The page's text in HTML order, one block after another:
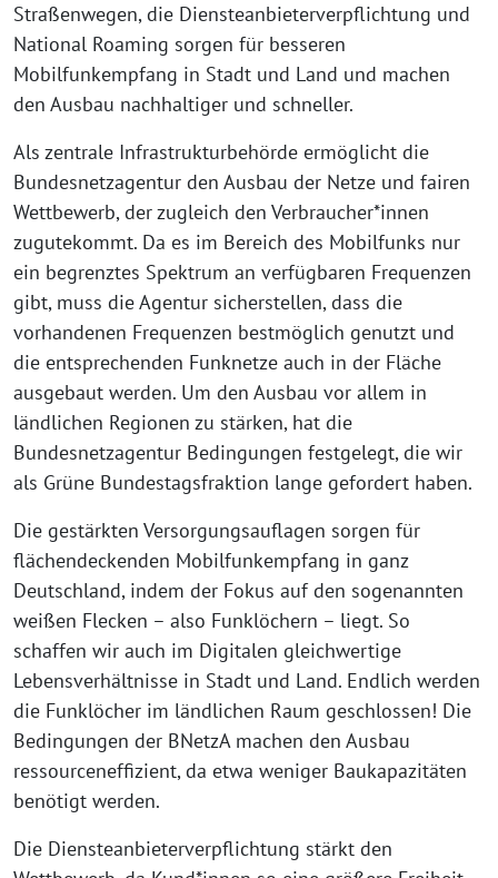
Straßenwegen, die Diensteanbieterverpflichtung und
National Roaming sorgen für besseren
Mobilfunkempfang in Stadt und Land und machen
den Ausbau nachhaltiger und schneller.
Als zentrale Infrastrukturbehörde ermöglicht die
Bundesnetzagentur den Ausbau der Netze und fairen
Wettbewerb, der zugleich den Verbraucher*innen
zugutekommt. Da es im Bereich des Mobilfunks nur
ein begrenztes Spektrum an verfügbaren Frequenzen
gibt, muss die Agentur sicherstellen, dass die
vorhandenen Frequenzen bestmöglich genutzt und
die entsprechenden Funknetze auch in der Fläche
ausgebaut werden. Um den Ausbau vor allem in
ländlichen Regionen zu stärken, hat die
Bundesnetzagentur Bedingungen festgelegt, die wir
als Grüne Bundestagsfraktion lange gefordert haben.
Die gestärkten Versorgungsauflagen sorgen für
flächendeckenden Mobilfunkempfang in ganz
Deutschland, indem der Fokus auf den sogenannten
weißen Flecken – also Funklöchern – liegt. So
schaffen wir auch im Digitalen gleichwertige
Lebensverhältnisse in Stadt und Land. Endlich werden
die Funklöcher im ländlichen Raum geschlossen! Die
Bedingungen der BNetzA machen den Ausbau
ressourceneffizient, da etwa weniger Baukapazitäten
benötigt werden.
Die Diensteanbieterverpflichtung stärkt den